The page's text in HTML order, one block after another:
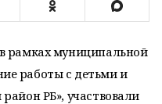
рамках муниципальной
работы с детьми и
РБ», участвовали